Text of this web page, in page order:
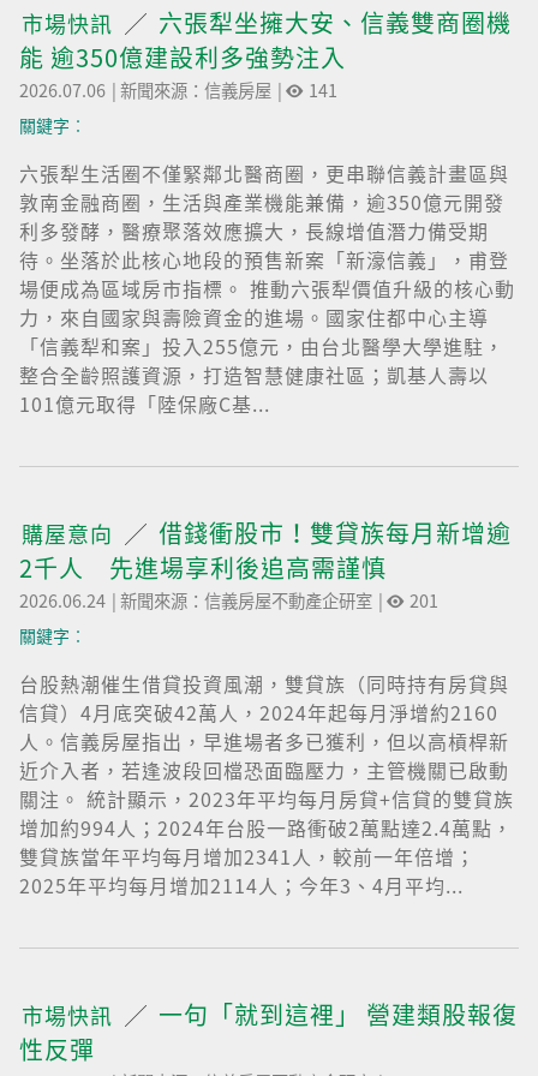
市場快訊
六張犁坐擁大安、信義雙商圈機
能 逾350億建設利多強勢注入
2026.07.06 |新聞來源：信義房屋 | 141
關鍵字︰
六張犁生活圈不僅緊鄰北醫商圈，更串聯信義計畫區與
敦南金融商圈，生活與產業機能兼備，逾350億元開發
利多發酵，醫療聚落效應擴大，長線增值潛力備受期
待。坐落於此核心地段的預售新案「新濠信義」，甫登
場便成為區域房市指標。 推動六張犁價值升級的核心動
力，來自國家與壽險資金的進場。國家住都中心主導
「信義犁和案」投入255億元，由台北醫學大學進駐，
整合全齡照護資源，打造智慧健康社區；凱基人壽以
101億元取得「陸保廠C基...
購屋意向
借錢衝股市！雙貸族每月新增逾
2千人 先進場享利後追高需謹慎
2026.06.24 |新聞來源：信義房屋不動產企研室 | 201
關鍵字︰
台股熱潮催生借貸投資風潮，雙貸族（同時持有房貸與
信貸）4月底突破42萬人，2024年起每月淨增約2160
人。信義房屋指出，早進場者多已獲利，但以高槓桿新
近介入者，若逢波段回檔恐面臨壓力，主管機關已啟動
關注。 統計顯示，2023年平均每月房貸+信貸的雙貸族
增加約994人；2024年台股一路衝破2萬點達2.4萬點，
雙貸族當年平均每月增加2341人，較前一年倍增；
2025年平均每月增加2114人；今年3、4月平均...
市場快訊
一句「就到這裡」 營建類股報復
性反彈